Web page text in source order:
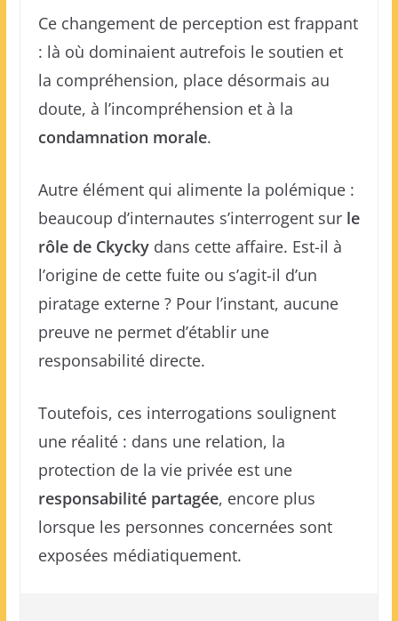
Ce changement de perception est frappant
: là où dominaient autrefois le soutien et
la compréhension, place désormais au
doute, à l’incompréhension et à la
condamnation morale.
Autre élément qui alimente la polémique :
beaucoup d’internautes s’interrogent sur le
rôle de Ckyckydans cette affaire. Est-il à
l’origine de cette fuite ou s’agit-il d’un
piratage externe ? Pour l’instant, aucune
preuve ne permet d’établir une
responsabilité directe.
Toutefois, ces interrogations soulignent
une réalité : dans une relation, la
protection de la vie privée est une
responsabilité partagée, encore plus
lorsque les personnes concernées sont
exposées médiatiquement.